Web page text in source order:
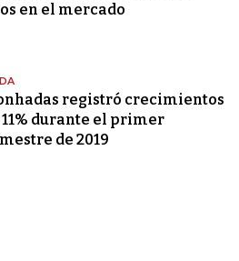
en el mercado
registró crecimientos
11% durante el primer
de 2019